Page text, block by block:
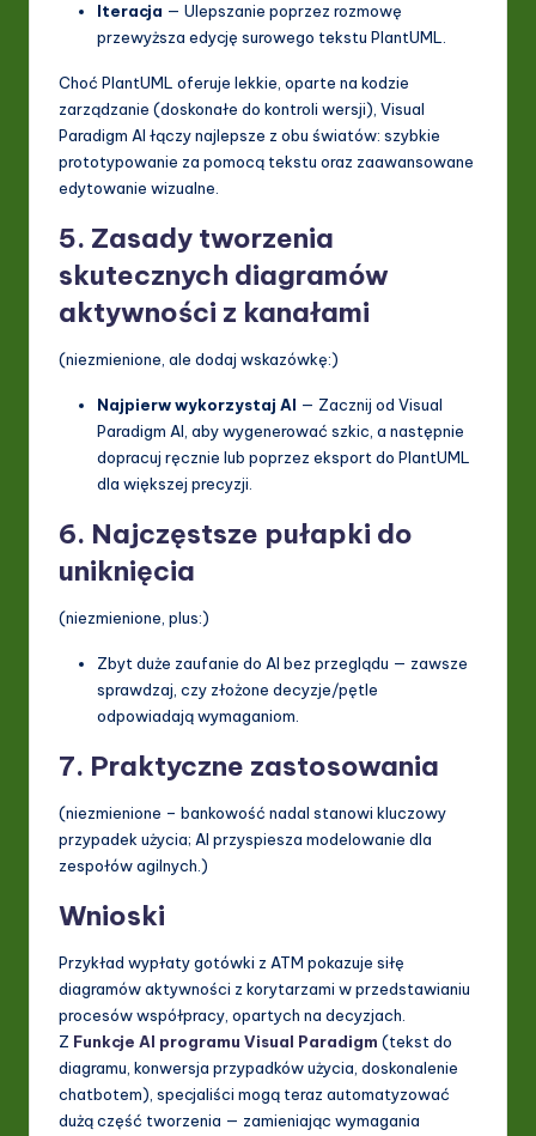
Iteracja — Ulepszanie poprzez rozmowę
przewyższa edycję surowego tekstu PlantUML.
Choć PlantUML oferuje lekkie, oparte na kodzie
zarządzanie (doskonałe do kontroli wersji), Visual
Paradigm AI łączy najlepsze z obu światów: szybkie
prototypowanie za pomocą tekstu oraz zaawansowane
edytowanie wizualne.
5. Zasady tworzenia
skutecznych diagramów
aktywności z kanałami
(niezmienione, ale dodaj wskazówkę:)
Najpierw wykorzystaj AI — Zacznij od Visual
Paradigm AI, aby wygenerować szkic, a następnie
dopracuj ręcznie lub poprzez eksport do PlantUML
dla większej precyzji.
6. Najczęstsze pułapki do
uniknięcia
(niezmienione, plus:)
Zbyt duże zaufanie do AI bez przeglądu — zawsze
sprawdzaj, czy złożone decyzje/pętle
odpowiadają wymaganiom.
7. Praktyczne zastosowania
(niezmienione – bankowość nadal stanowi kluczowy
przypadek użycia; AI przyspiesza modelowanie dla
zespołów agilnych.)
Wnioski
Przykład wypłaty gotówki z ATM pokazuje siłę
diagramów aktywności z korytarzami w przedstawianiu
procesów współpracy, opartych na decyzjach.
Z Funkcje AI programu Visual Paradigm (tekst do
diagramu, konwersja przypadków użycia, doskonalenie
chatbotem), specjaliści mogą teraz automatyzować
dużą część tworzenia — zamieniając wymagania